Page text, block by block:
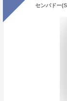
センバドー